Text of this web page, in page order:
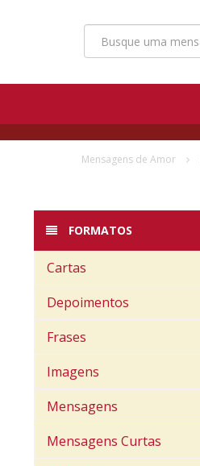
Mensagens de Amor
FORMATOS
Cartas
Depoimentos
Frases
Imagens
Mensagens
Mensagens Curtas